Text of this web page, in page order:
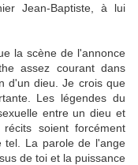
Jean-Baptiste, à lui
la scène de l'annonce
assez courant dans
d'un dieu. Je crois que
Les légendes du
entre un dieu et
soient forcément
tel. La parole de l'ange
de toi et la puissance